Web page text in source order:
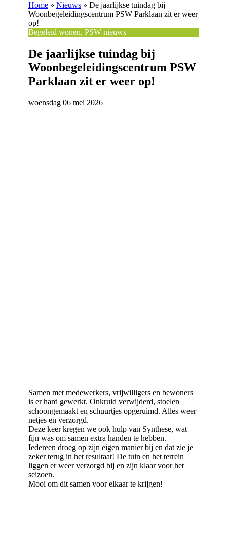
Home » Nieuws » De jaarlijkse tuindag bij
Woonbegeleidingscentrum PSW Parklaan zit er weer
op!
Begeleid wonen, PSW nieuws
De jaarlijkse tuindag bij
Woonbegeleidingscentrum PSW
Parklaan zit er weer op!
woensdag 06 mei 2026
Samen met medewerkers, vrijwilligers en bewoners
is er hard gewerkt. Onkruid verwijderd, stoelen
schoongemaakt en schuurtjes opgeruimd. Alles weer
netjes en verzorgd.
Deze keer kregen we ook hulp van Synthese, wat
fijn was om samen extra handen te hebben.
Iedereen droeg op zijn eigen manier bij en dat zie je
zeker terug in het resultaat! De tuin en het terrein
liggen er weer verzorgd bij en zijn klaar voor het
seizoen.
Mooi om dit samen voor elkaar te krijgen!